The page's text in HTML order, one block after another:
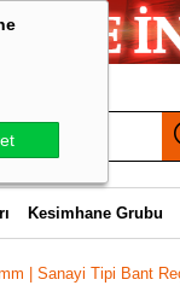
Kesimhane Grubu
| Sanayi Tipi Bant